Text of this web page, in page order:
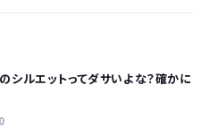
シルエットってダサいよな？確かに
0